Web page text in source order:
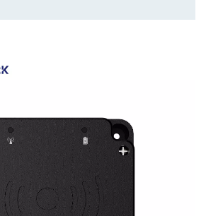
Português
Nederland
عربي